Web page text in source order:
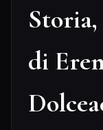
di